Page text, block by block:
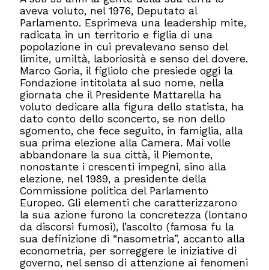
aveva voluto, nel 1976, Deputato al
Parlamento. Esprimeva una leadership mite,
radicata in un territorio e figlia di una
popolazione in cui prevalevano senso del
limite, umiltà, laboriosità e senso del dovere.
Marco Goria, il figliolo che presiede oggi la
Fondazione intitolata al suo nome, nella
giornata che il Presidente Mattarella ha
voluto dedicare alla figura dello statista, ha
dato conto dello sconcerto, se non dello
sgomento, che fece seguito, in famiglia, alla
sua prima elezione alla Camera. Mai volle
abbandonare la sua città, il Piemonte,
nonostante i crescenti impegni, sino alla
elezione, nel 1989, a presidente della
Commissione politica del Parlamento
Europeo. Gli elementi che caratterizzarono
la sua azione furono la concretezza (lontano
da discorsi fumosi), l’ascolto (famosa fu la
sua definizione di “nasometria”, accanto alla
econometria, per sorreggere le iniziative di
governo, nel senso di attenzione ai fenomeni